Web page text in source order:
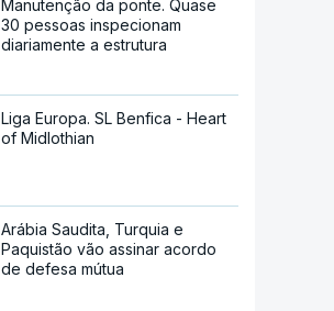
Manutenção da ponte. Quase
30 pessoas inspecionam
diariamente a estrutura
Liga Europa. SL Benfica - Heart
of Midlothian
Arábia Saudita, Turquia e
Paquistão vão assinar acordo
de defesa mútua